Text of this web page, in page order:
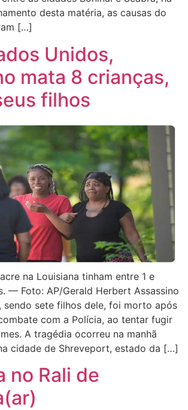
desta matéria, as causas do
[…]
Unidos,
mata 8 crianças,
filhos
na Louisiana tinham entre 1 e
— Foto: AP/Gerald Herbert Assassino
sendo sete filhos dele, foi morto após
com a Polícia, ao tentar fugir
A tragédia ocorreu na manhã
cidade de Shreveport, estado da […]
no Rali de